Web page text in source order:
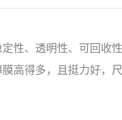
性、透明性、可回收
高得多，且挺力好，